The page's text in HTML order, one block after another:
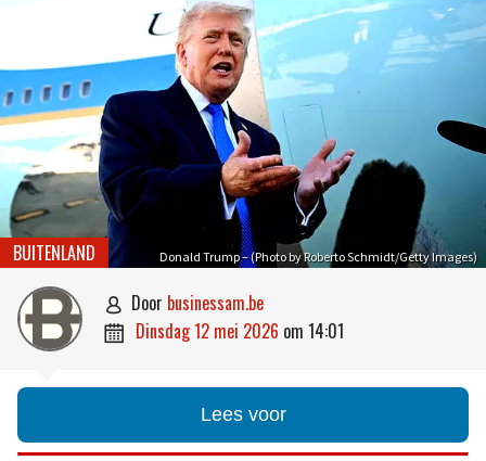
Donald Trump – (Photo by Roberto Schmidt/Getty Images)
BUITENLAND
 door businessam.be
 dinsdag 12 mei 2026 om 14:01
Lees voor